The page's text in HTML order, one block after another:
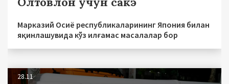
Марказий Осиё республикаларининг Япония билан
яқинлашувида кўз илғамас масалалар бор
28.11